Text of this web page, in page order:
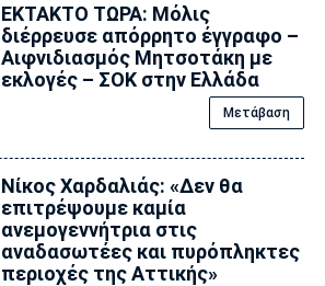
ΕΚΤΑΚΤΟ ΤΩΡΑ: Μόλις
διέρρευσε απόρρητο έγγραφο –
Αιφνιδιασμός Μητσοτάκη με
εκλογές – ΣΟΚ στην Ελλάδα
Μετάβαση
Νίκος Χαρδαλιάς: «Δεν θα
επιτρέψουμε καμία
ανεμογεννήτρια στις
αναδασωτέες και πυρόπληκτες
περιοχές της Αττικής»